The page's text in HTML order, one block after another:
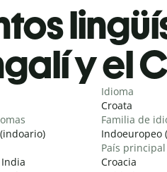
y el
Idioma
Croata
Familia de
Indoeuropeo
País principal
Croacia